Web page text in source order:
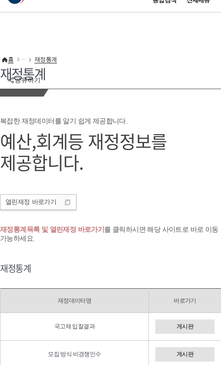
이 누리집은 대한민국 공식 전자정부 누리집입니다.
공유하기
홈 재정통계
재정통계
복잡한 재정데이터를 알기 쉽게 제공합니다.
예산,회계등 재정정보를
제공합니다.
열린재정 바로가기
재정통계목록 및 열린재정 바로가기 를 클릭하시면 해당 사이트로 바로 이동
가능하세요.
재정통계
재정데이터명 바로가기
국고채 입찰결과 게시판
모집 방식 비경쟁인수 게시판